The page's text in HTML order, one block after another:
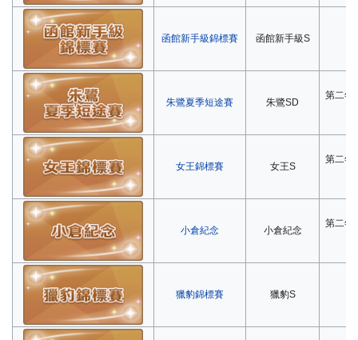
函館新手級錦標賽 函館新手級S
朱鷺夏季短途賽 朱鷺SD
第二年
女王錦標賽 女王S
第二年
小倉紀念 小倉紀念
第二年
獵豹錦標賽 獵豹S